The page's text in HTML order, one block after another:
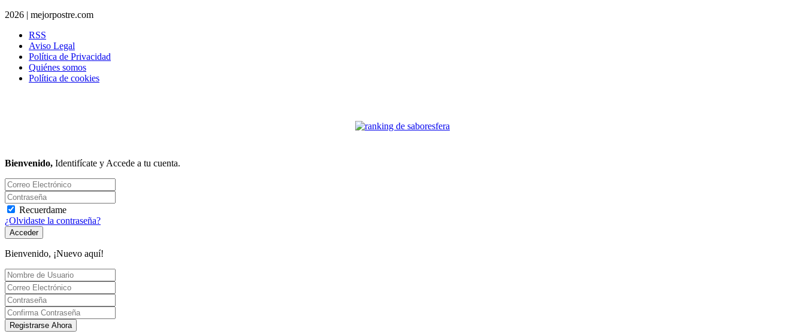
2026 | mejorpostre.com
RSS
Aviso Legal
Política de Privacidad
Quiénes somos
Política de cookies
Bienvenido, Identifícate y Accede a tu cuenta.
Recuerdame
¿Olvidaste la contraseña?
Acceder
Bienvenido, ¡Nuevo aquí!
Registrarse Ahora